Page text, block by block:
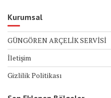
Kurumsal
GÜNGÖREN ARÇELİK SERVİSİ
İletişim
Gizlilik Politikası